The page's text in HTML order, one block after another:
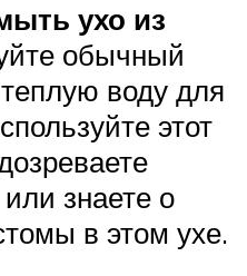
ухо из
обычный
воду для
этот
знаете о
в этом ухе.